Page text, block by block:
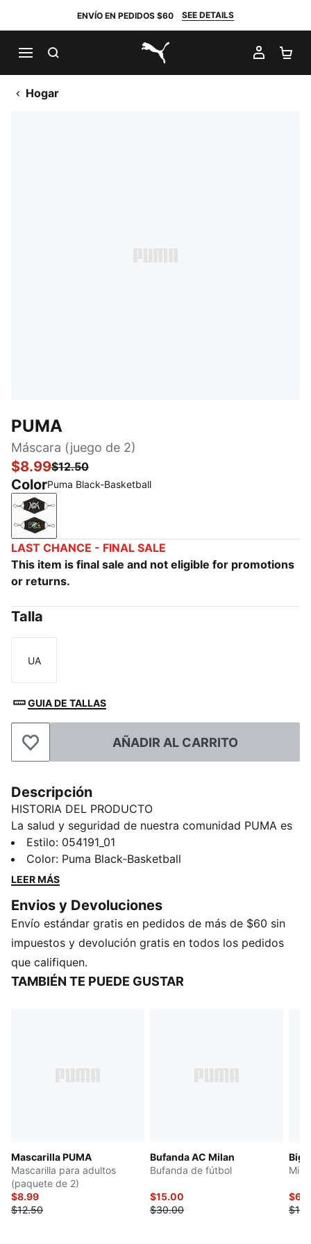
ENVÍO EN PEDIDOS $60 SEE DETAILS
PUMA.com
MI
Hogar
PUMA
Máscara (juego de 2)
$8.99$12.50
ColorPuma Black-Basketball
Puma Black-Basketball
LAST CHANCE - FINAL SALE
This item is final sale and not eligible for promotions
or returns.
Talla
Talla
UA
GUIA DE TALLAS
Añadir a la lista de deseosAÑADIR AL CARRITO
Descripción
HISTORIA DEL PRODUCTO
La salud y seguridad de nuestra comunidad PUMA es
lo más importante ahora. Por eso, hemos creado
estos barbijos reutilizables para que puedas
protegerte con el verdadero estilo PUMA. Estos dos
de protección y bandas ajustables están diseñados
para mantenerte fresco y protegido.
DETALLES
Barbijo PUMA de 3 capas para cubrir boca y nariz
Empaques resellables y reutilizables
Estilo: 054191_01
Color: Puma Black-Basketball
LEER MÁS
Envios y Devoluciones
Envío estándar gratis en pedidos de más de $60 sin
impuestos y devolución gratis en todos los pedidos
que califiquen.
TAMBIÉN TE PUEDE GUSTAR
Mascarilla PUMA
Mascarilla para adultos
(paquete de 2)
$8.99
$12.50
Bufanda AC Milan
Bufanda de fútbol
$15.00
$30.00
Big
Mini